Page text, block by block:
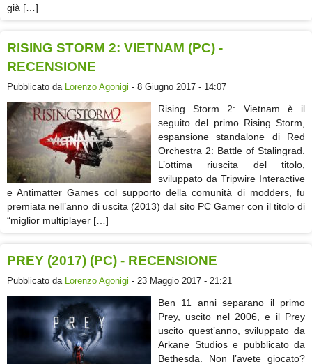
già […]
RISING STORM 2: VIETNAM (PC) -
RECENSIONE
Pubblicato da Lorenzo Agonigi - 8 Giugno 2017 - 14:07
Rising Storm 2: Vietnam è il
seguito del primo Rising Storm,
espansione standalone di Red
Orchestra 2: Battle of Stalingrad.
L’ottima riuscita del titolo,
sviluppato da Tripwire Interactive
e Antimatter Games col supporto della comunità di modders, fu
premiata nell’anno di uscita (2013) dal sito PC Gamer con il titolo di
“miglior multiplayer […]
PREY (2017) (PC) - RECENSIONE
Pubblicato da Lorenzo Agonigi - 23 Maggio 2017 - 21:21
Ben 11 anni separano il primo
Prey, uscito nel 2006, e il Prey
uscito quest’anno, sviluppato da
Arkane Studios e pubblicato da
Bethesda. Non l’avete giocato?